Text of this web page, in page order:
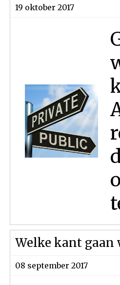
19 oktober 2017
Welke kant gaan
08 september 2017